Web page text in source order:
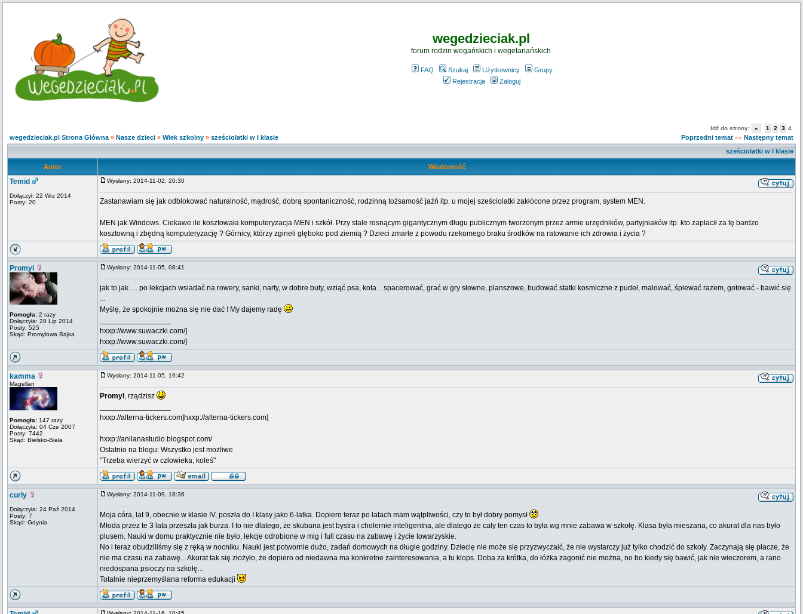
wegedzieciak.pl
forum rodzin wegańskich i wegetariańskich
FAQ Szukaj Użytkownicy
Grupy
Rejestracja
Zaloguj
wegedzieciak.pl Strona Główna » Nasze dzieci » Wiek szkolny » sześciolatki w I klasie
Idź do strony: « 1 2 3 4
Poprzedni temat «» Następny temat
sześciolatki w I klasie
Autor Wiadomość
Temid
Dołączył: 22 Wrz 2014
Posty: 20
Wysłany: 2014-11-02, 20:30
Zastanawiam się jak odblokować naturalność, mądrość, dobrą spontaniczność, rodzinną tożsamość jaźń itp. u mojej sześciolatki zakłócone przez program, system MEN.
MEN jak Windows. Ciekawe ile kosztowała komputeryzacja MEN i szkół. Przy stale rosnącym gigantycznym długu publicznym tworzonym przez armie urzędników, partyjniaków itp. kto zapłacił za tę bardzo
kosztowną i zbędną komputeryzację ? Górnicy, którzy zgineli głęboko pod ziemią ? Dzieci zmarłe z powodu rzekomego braku środków na ratowanie ich zdrowia i życia ?
Promyl
Pomogła: 2 razy
Dołączyła: 28 Lip 2014
Posty: 525
Skąd: Promylowa Bajka
Wysłany: 2014-11-05, 08:41
jak to jak .... po lekcjach wsiadać na rowery, sanki, narty, w dobre buty, wziąć psa, kota .. spacerować, grać w gry słowne, planszowe, budować statki kosmiczne z pudeł, malować, śpiewać razem, gotować - bawić się
...
Myślę, że spokojnie można się nie dać ! My dajemy radę
hxxp://www.suwaczki.com/]
hxxp://www.suwaczki.com/]
kamma
Magellan
Pomogła: 147 razy
Dołączyła: 04 Cze 2007
Posty: 7442
Skąd: Bielsko-Biała
Wysłany: 2014-11-05, 19:42
Promyl , rządzisz
hxxp://alterna-tickers.com] hxxp://alterna-tickers.com]
hxxp://anilanastudio.blogspot.com/
Ostatnio na blogu: Wszystko jest możliwe
"Trzeba wierzyć w człowieka, koleś"
curly
Dołączyła: 24 Paź 2014
Posty: 7
Skąd: Gdynia
Wysłany: 2014-11-09, 18:36
Moja córa, lat 9, obecnie w klasie IV, poszła do I klasy jako 6-latka. Dopiero teraz po latach mam wątpliwości, czy to był dobry pomysł
Młoda przez te 3 lata przeszła jak burza. I to nie dlatego, że skubana jest bystra i cholernie inteligentna, ale dlatego że cały ten czas to była wg mnie zabawa w szkołę. Klasa była mieszana, co akurat dla nas było
plusem. Nauki w domu praktycznie nie było, lekcje odrobione w mig i full czasu na zabawę i życie towarzyskie.
No i teraz obudziliśmy się z ręką w nocniku. Nauki jest potwornie dużo, zadań domowych na długie godziny. Dziecię nie może się przyzwyczaić, że nie wystarczy już tylko chodzić do szkoły. Zaczynają się płacze, że
nie ma czasu na zabawę... Akurat tak się złożyło, że dopiero od niedawna ma konkretne zainteresowania, a tu klops. Doba za krótka, do łóżka zagonić nie można, no bo kiedy się bawić, jak nie wieczorem, a rano
niedospana psioczy na szkołę...
Totalnie nieprzemyślana reforma edukacji